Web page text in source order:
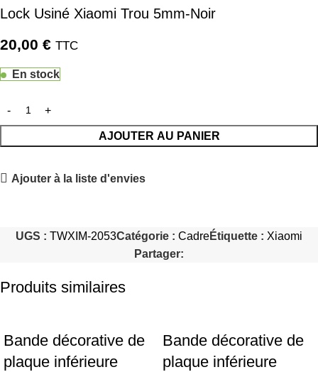
Lock Usiné Xiaomi Trou 5mm-Noir
20,00 € TTC
En stock
AJOUTER AU PANIER
Ajouter à la liste d'envies
UGS : TWXIM-2053Catégorie : CadreÉtiquette : Xiaomi
Partager:
Produits similaires
Bande décorative de
plaque inférieure
Bande décorative de
plaque inférieure